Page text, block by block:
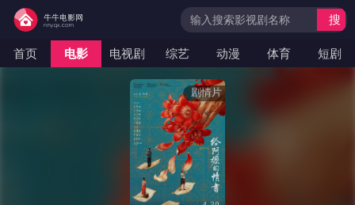
首页 电影 电视剧 综艺 动漫 体育 短剧
搜
剧情片